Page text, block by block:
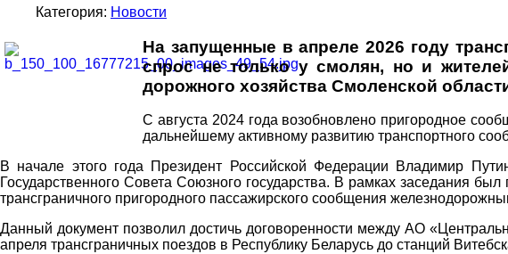
Категория: Новости
На запущенные в апреле 2026 году
спрос не только у смолян, но и
дорожного хозяйства Смоленской
С августа 2024 года возобновлено пригородное
дальнейшему активному развитию транспортного
В начале этого года Президент Российской Федерации Владимир
Государственного Совета Союзного государства. В рамках заседания
трансграничного пригородного пассажирского сообщения
Данный документ позволил достичь договоренности между АО
апреля трансграничных поездов в Республику Беларусь до станций